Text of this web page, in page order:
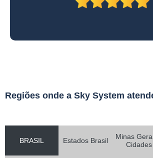
Regiões onde a Sky System
BRASIL Estados Brasil
Minas
Cidades